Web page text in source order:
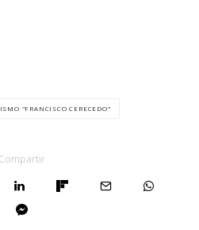
"FRANCISCO CERECEDO"
Compartir